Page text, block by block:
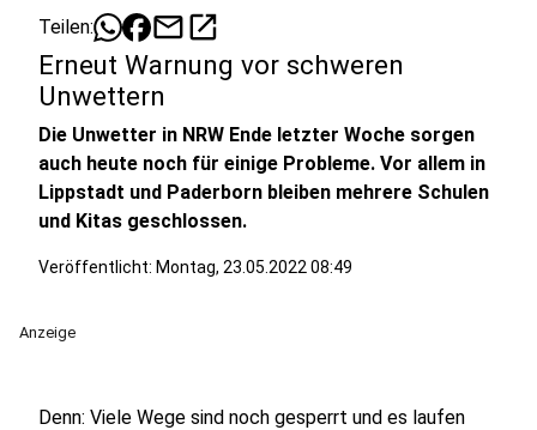
Teilen: mailopen_in_new
Erneut Warnung vor schweren
Unwettern
Die Unwetter in NRW Ende letzter Woche sorgen
auch heute noch für einige Probleme. Vor allem in
Lippstadt und Paderborn bleiben mehrere Schulen
und Kitas geschlossen.
Veröffentlicht: Montag, 23.05.2022 08:49
Anzeige
Denn: Viele Wege sind noch gesperrt und es laufen